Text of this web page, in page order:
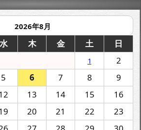
2026年8月
水 木 金 土 日
1
2
5 6 7 8
9
13 14 15
16
20 21 22
23